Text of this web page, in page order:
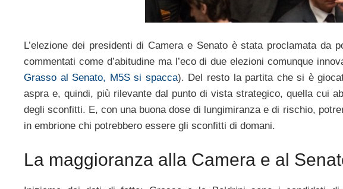
L’elezione dei presidenti di Camera e Senato è stata proclamata
commentati come d’abitudine ma l’eco di due elezioni comunque
Grasso al Senato, M5S si spacca). Del resto la partita che si è
aspra e, quindi, più rilevante dal punto di vista strategico, quella cui
degli sconfitti. E, con una buona dose di lungimiranza e di rischio,
in embrione chi potrebbero essere gli sconfitti di domani.
La maggioranza alla Camera e al